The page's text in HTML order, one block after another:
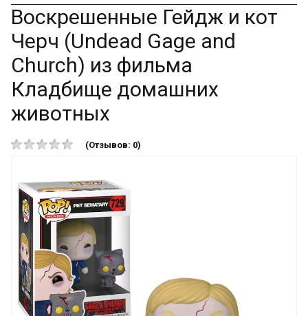
Воскрешенные Гейдж и кот
Черч (Undead Gage and
Church) из фильма
Кладбище домашних
животных
(Отзывов: 0)